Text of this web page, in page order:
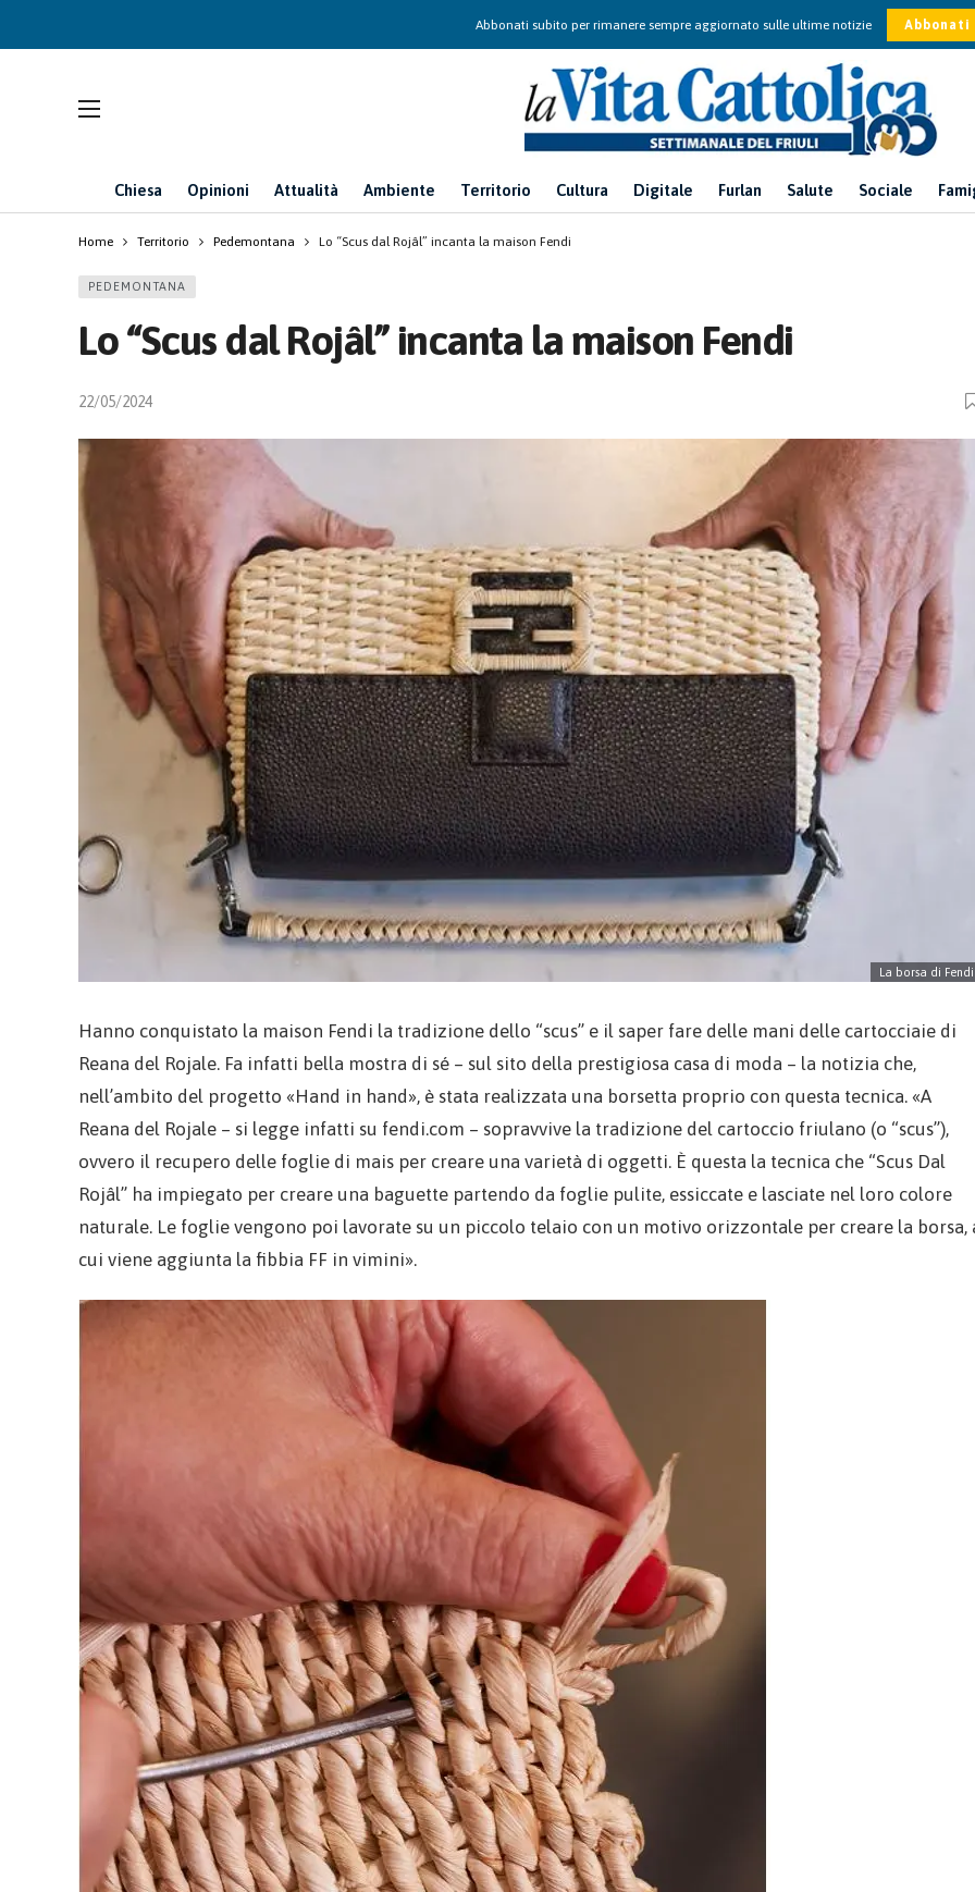
Abbonati subito per rimanere sempre aggiornato sulle ultime notizie Abbonati
Chiesa Opinioni Attualità Ambiente Territorio Cultura Digitale Furlan Salute Sociale
Home Territorio Pedemontana Lo “Scus dal Rojâl” incanta la maison Fendi
PEDEMONTANA
Lo “Scus dal Rojâl” incanta la maison Fendi
22/05/2024
La borsa di Fendi
Hanno conquistato la maison Fendi la tradizione dello “scus” e il saper fare delle mani delle cartocciaie di
Reana del Rojale. Fa infatti bella mostra di sé – sul sito della prestigiosa casa di moda – la notizia che,
nell’ambito del progetto «Hand in hand», è stata realizzata una borsetta proprio con questa tecnica. «A
Reana del Rojale – si legge infatti su fendi.com – sopravvive la tradizione del cartoccio friulano (o “scus”),
ovvero il recupero delle foglie di mais per creare una varietà di oggetti. È questa la tecnica che “Scus Dal
Rojâl” ha impiegato per creare una baguette partendo da foglie pulite, essiccate e lasciate nel loro colore
naturale. Le foglie vengono poi lavorate su un piccolo telaio con un motivo orizzontale per creare la borsa,
cui viene aggiunta la fibbia FF in vimini».